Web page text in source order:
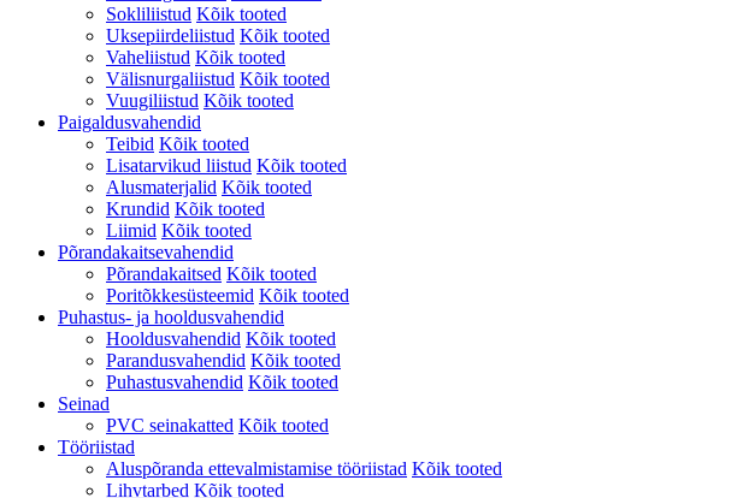
Sokliliistud Kõik tooted
Uksepiirdeliistud Kõik tooted
Vaheliistud Kõik tooted
Välisnurgaliistud Kõik tooted
Vuugiliistud Kõik tooted
Paigaldusvahendid
Teibid Kõik tooted
Lisatarvikud liistud Kõik tooted
Alusmaterjalid Kõik tooted
Krundid Kõik tooted
Liimid Kõik tooted
Põrandakaitsevahendid
Põrandakaitsed Kõik tooted
Poritõkkesüsteemid Kõik tooted
Puhastus- ja hooldusvahendid
Hooldusvahendid Kõik tooted
Parandusvahendid Kõik tooted
Puhastusvahendid Kõik tooted
Seinad
PVC seinakatted Kõik tooted
Tööriistad
Aluspõranda ettevalmistamise tööriistad Kõik tooted
Lihvtarbed Kõik tooted